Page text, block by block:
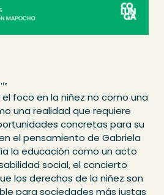
el foco en la niñez no como una
una realidad que requiere
concretas para su
el pensamiento de Gabriela
la educación como un acto
social, el concierto
los derechos de la niñez son
para sociedades más justas